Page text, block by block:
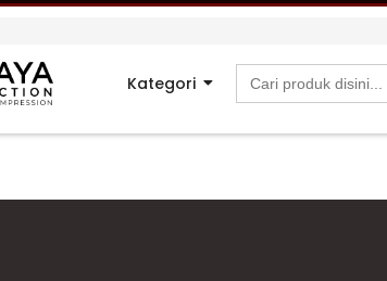
Kategori
Search
for: